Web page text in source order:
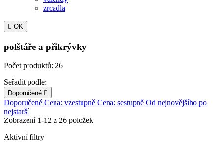
zrcadla
 OK
polštáře a přikrývky
Počet produktů: 26
Seřadit podle:
Doporučené 
Doporučené Cena: vzestupně Cena: sestupně Od nejnovějšího po
nejstarší
Zobrazení 1-12 z 26 položek
Aktivní filtry